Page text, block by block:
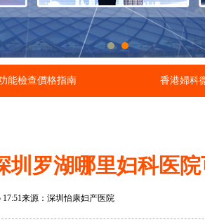
能檢查價格指南 香港婦科
圳罗湖哪里妇科医
来源：深圳怡康妇产医院